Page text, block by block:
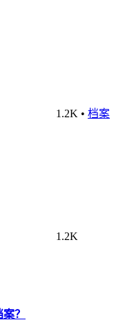
1.2K • 档案
1.2K
？